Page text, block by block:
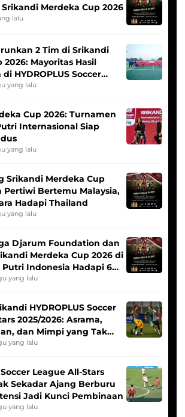
Merdeka Cup 2026
lalu
2 Tim di Srikandi
2026: Mayoritas Hasil
HYDROPLUS Soccer
yang lalu
Cup 2026: Turnamen
Internasional Siap
yang lalu
Srikandi Merdeka Cup
Pertiwi Bertemu Malaysia,
Hadapi Thailand
yang lalu
Djarum Foundation dan
Merdeka Cup 2026 di
Putri Indonesia Hadapi 6
yang lalu
HYDROPLUS Soccer
2025/2026: Asrama,
dan Mimpi yang Tak
yang lalu
Soccer League All-Stars
Sekadar Ajang Berburu
Jadi Kunci Pembinaan
yang lalu